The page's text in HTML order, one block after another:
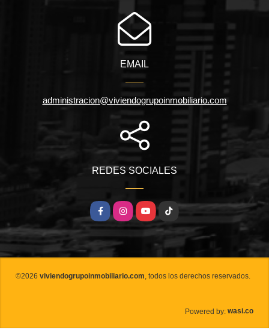
EMAIL
administracion@viviendogrupoinmobiliario.com
REDES SOCIALES
FacebookInstagramYouTubeTikTok
©2026 viviendogrupoinmobiliario.com, todos los derechos reservados.
Powered by: wasi.co